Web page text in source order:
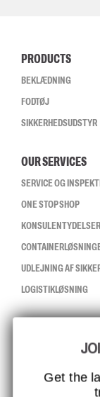
PRODUCTS
BEKLÆDNING
FODTØJ
SIKKERHEDSUDSTYR
OUR SERVICES
SERVICE OG
ONE STOP SHOP
KONSULENTYDELSER
UDLEJNING AF
LOGISTIKLØSNING
ISO-CERTIFICERING
GLOBAL RÆKKEVIDDE
MISSION, VISION OG
Get the